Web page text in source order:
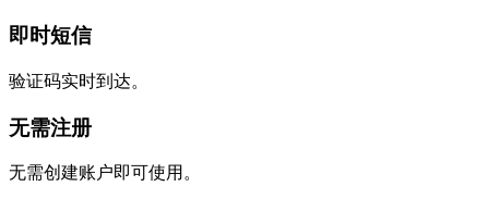
即时短信
验证码实时到达。
无需注册
无需创建账户即可使用。